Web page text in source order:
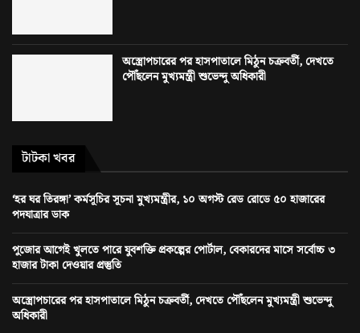
অস্ত্রোপচারের পর হাসপাতালে মিঠুন চক্রবর্তী, দেখতে
পৌঁছলেন মুখ্যমন্ত্রী শুভেন্দু অধিকারী
টাটকা খবর
‘হর ঘর তিরঙ্গা’ কর্মসূচির সূচনা মুখ্যমন্ত্রীর, ১০ অগস্ট রেড রোডে ৫০ হাজারের
পদযাত্রার ডাক
পুজোর আগেই খুলতে পারে যুবশক্তি প্রকল্পের পোর্টাল, বেকারদের মাসে সর্বোচ্চ ৩
হাজার টাকা দেওয়ার প্রস্তুতি
অস্ত্রোপচারের পর হাসপাতালে মিঠুন চক্রবর্তী, দেখতে পৌঁছলেন মুখ্যমন্ত্রী শুভেন্দু
অধিকারী